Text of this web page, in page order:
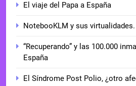
El viaje del Papa a España
NotebooKLM y sus
“Recuperando” y las 100.000
España
El Síndrome Post Polio, ¿otro